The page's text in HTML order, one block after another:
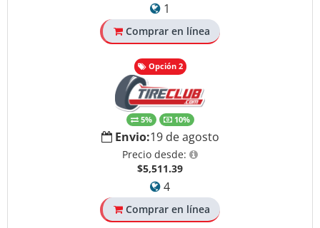
1
Comprar en línea
Opción 2
5% 10%
Envio:19 de agosto
Precio desde:
$5,511.39
4
Comprar en línea